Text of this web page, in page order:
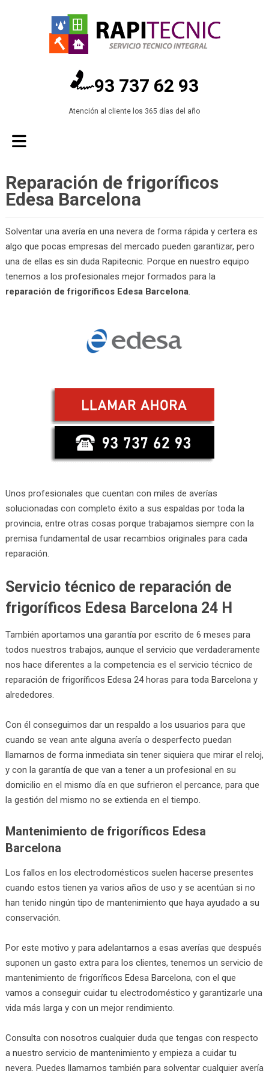
93 737 62 93
Atención al cliente los 365 días del año
Reparación de frigoríficos
Edesa Barcelona
Solventar una avería en una nevera de forma rápida y certera es
algo que pocas empresas del mercado pueden garantizar, pero
una de ellas es sin duda Rapitecnic. Porque en nuestro equipo
tenemos a los profesionales mejor formados para la
reparación de frigoríficos Edesa Barcelona.
Unos profesionales que cuentan con miles de averías
solucionadas con completo éxito a sus espaldas por toda la
provincia, entre otras cosas porque trabajamos siempre con la
premisa fundamental de usar recambios originales para cada
reparación.
Servicio técnico de reparación de
frigoríficos Edesa Barcelona 24 H
También aportamos una garantía por escrito de 6 meses para
todos nuestros trabajos, aunque el servicio que verdaderamente
nos hace diferentes a la competencia es el servicio técnico de
reparación de frigoríficos Edesa 24 horas para toda Barcelona y
alrededores.
Con él conseguimos dar un respaldo a los usuarios para que
cuando se vean ante alguna avería o desperfecto puedan
llamarnos de forma inmediata sin tener siquiera que mirar el reloj,
y con la garantía de que van a tener a un profesional en su
domicilio en el mismo día en que sufrieron el percance, para que
la gestión del mismo no se extienda en el tiempo.
Mantenimiento de frigoríficos Edesa
Barcelona
Los fallos en los electrodomésticos suelen hacerse presentes
cuando estos tienen ya varios años de uso y se acentúan si no
han tenido ningún tipo de mantenimiento que haya ayudado a su
conservación.
Por este motivo y para adelantarnos a esas averías que después
suponen un gasto extra para los clientes, tenemos un servicio de
mantenimiento de frigoríficos Edesa Barcelona, con el que
vamos a conseguir cuidar tu electrodoméstico y garantizarle una
vida más larga y con un mejor rendimiento.
Consulta con nosotros cualquier duda que tengas con respecto
a nuestro servicio de mantenimiento y empieza a cuidar tu
nevera. Puedes llamarnos también para solventar cualquier avería